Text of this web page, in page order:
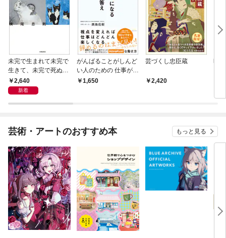
未完で生まれて未完で
生きて、未完で死ぬ
横尾忠則自伝
2,640
新着
がんばることがしんど
い人のための 仕事が楽
になる60のコツと答え
1,650
芸づくし忠臣蔵
2,420
昭
芸術・アートのおすすめ本 もっと見る